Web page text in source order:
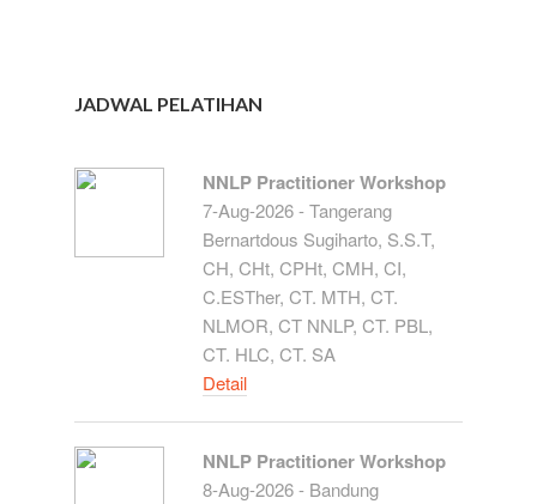
JADWAL PELATIHAN
NNLP Practitioner Workshop
7-Aug-2026 - Tangerang
Bernartdous Sugiharto, S.S.T,
CH, CHt, CPHt, CMH, CI,
C.ESTher, CT. MTH, CT.
NLMOR, CT NNLP, CT. PBL,
CT. HLC, CT. SA
Detail
NNLP Practitioner Workshop
8-Aug-2026 - Bandung